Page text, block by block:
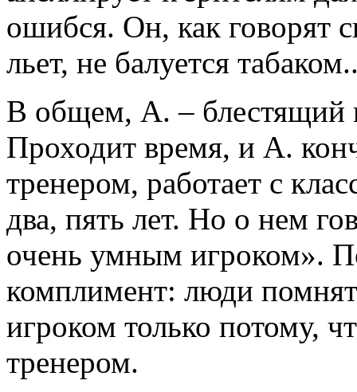
ошибся. Он, как говорят
льет, не балуется
В общем, А. – блестящий
Проходит время, и А.
тренером, работает с
два, пять лет. Но о нем
очень умным игроком».
комплимент: люди
игроком только потому,
тренером.